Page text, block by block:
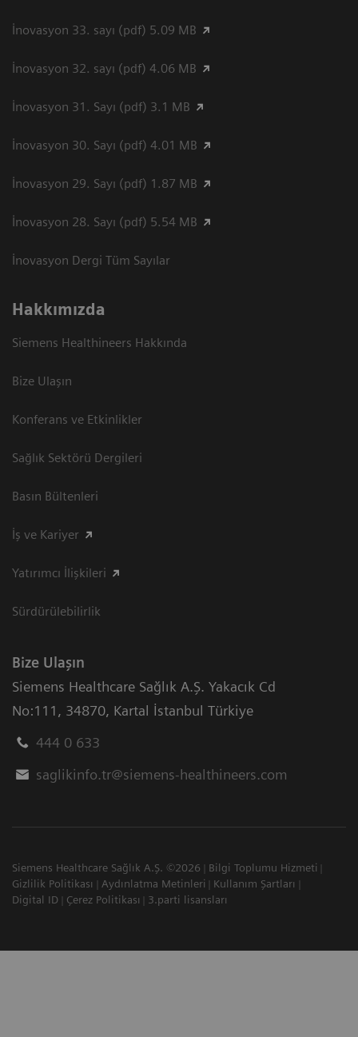
İnovasyon 33. sayı (pdf) 5.09 MB
İnovasyon 32. sayı (pdf) 4.06 MB
İnovasyon 31. Sayı (pdf) 3.1 MB
İnovasyon 30. Sayı (pdf) 4.01 MB
İnovasyon 29. Sayı (pdf) 1.87 MB
İnovasyon 28. Sayı (pdf) 5.54 MB
İnovasyon Dergi Tüm Sayılar
Hakkımızda
Siemens Healthineers Hakkında
Bize Ulaşın
Konferans ve Etkinlikler
Sağlık Sektörü Dergileri
Basın Bültenleri
İş ve Kariyer
Yatırımcı İlişkileri
Sürdürülebilirlik
Bize Ulaşın
Siemens Healthcare Sağlık A.Ş. Yakacık Cd
No:111 , 34870, Kartal İstanbul Türkiye
444 0 633
saglikinfo.tr@siemens-healthineers.com
Siemens Healthcare Sağlık A.Ş. ©2026
Bilgi Toplumu Hizmeti
Gizlilik Politikası
Aydınlatma Metinleri
Kullanım Şartları
Digital ID
Çerez Politikası 3.parti lisansları